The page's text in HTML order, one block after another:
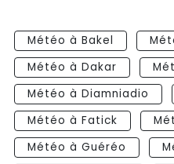
Météo à Bakel
Météo à Dakar
Météo à Diamniadio
Météo à Fatick
Météo à Guéréo